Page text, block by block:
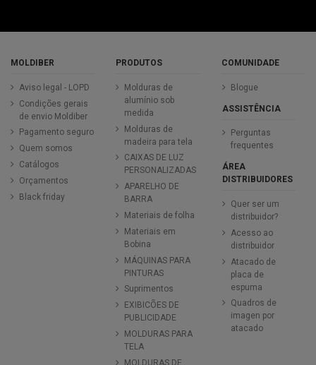
MOLDIBER
Aviso legal - LOPD
Condições gerais
de envio Moldiber
Pagamento seguro
Quem somos
Catálogos
Orçamentos
Black friday
PRODUTOS
Molduras de
alumínio sob
medida
Molduras de
madeira para tela
CAIXAS DE LUZ
PERSONALIZADAS
APARELHO DE
BARRA
Materiais de folha
Materiais em
Bobina
MÁQUINAS PARA
PINTURAS
Suprimentos
EXIBICÕES DE
PUBLICIDADE
MOLDURAS PARA
TELA
MOLDURAS DE
COMUNIDADE
Blogue
ASSISTÊNCIA
Perguntas
frequentes
ÁREA
DISTRIBUIDORES
Quer ser um
distribuidor?
Acesso ao
distribuidor
Atacado de
placa de
espuma
Quadros de
imagen por
atacado